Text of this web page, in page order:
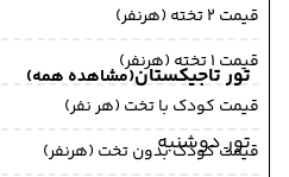
تور تاجیکستان(مشاهده همه)
تور دوشنبه
قیمت 2 تخته (هرنفر)
قیمت 1 تخته (هرنفر)
قیمت کودک با تخت (هر نفر)
قیمت کودک بدون تخت (هرنفر)